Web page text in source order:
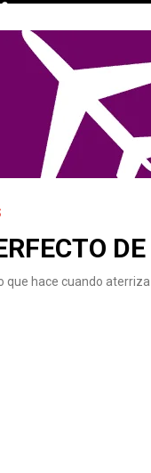
hace cuando